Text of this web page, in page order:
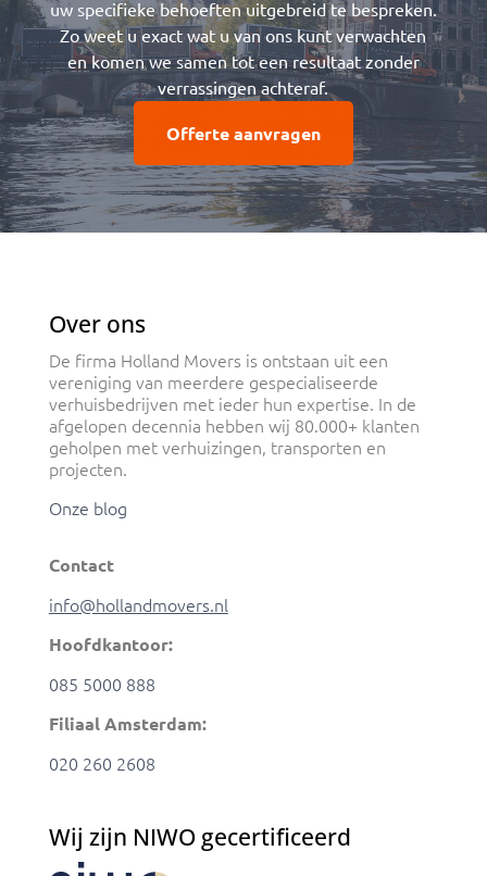
uw specifieke behoeften uitgebreid te bespreken.
Zo weet u exact wat u van ons kunt verwachten
en komen we samen tot een resultaat zonder
verrassingen achteraf.
Offerte aanvragen
Over ons
De firma Holland Movers is ontstaan uit een
vereniging van meerdere gespecialiseerde
verhuisbedrijven met ieder hun expertise. In de
afgelopen decennia hebben wij 80.000+ klanten
geholpen met verhuizingen, transporten en
projecten.
Onze blog
Contact
info@hollandmovers.nl
Hoofdkantoor:
085 5000 888
Filiaal Amsterdam:
020 260 2608
Wij zijn NIWO gecertificeerd